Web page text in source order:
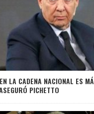
LA CADENA NACIONAL ES
PICHETTO